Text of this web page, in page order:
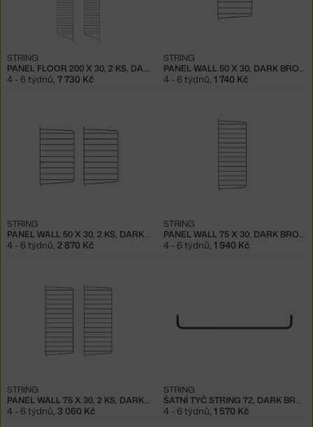
PANEL FLOOR 200 X 30, 2 KS, DARK BROWN
STRING
4 - 6 týdnů, 7 730 Kč
PANEL WALL 50 X 30, DARK BROWN
STRING
4 - 6 týdnů, 1 740 Kč
PANEL WALL 50 X 30, 2 KS, DARK BROWN
STRING
4 - 6 týdnů, 2 870 Kč
PANEL WALL 75 X 30, DARK BROWN
STRING
4 - 6 týdnů, 1 940 Kč
PANEL WALL 75 X 30, 2 KS, DARK BROWN
STRING
4 - 6 týdnů, 3 060 Kč
ŠATNÍ TYČ STRING 72, DARK BROWN
STRING
4 - 6 týdnů, 1 570 Kč